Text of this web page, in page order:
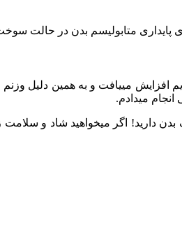
پایداری متابولیسم بدن در حالت
می‏یافت و به همین دلیل
می‏دادم.
بدن دارید! اگر می‏خواهید شاد و